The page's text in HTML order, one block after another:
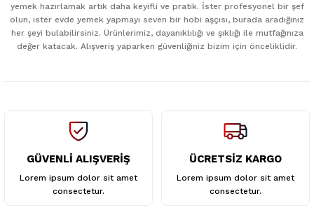
Ürün bilgilerinde hatalar bulunuyor.
Ürün fiyatı diğer sitelerden daha pahalı.
yemek hazırlamak artık daha keyifli ve pratik. İster profesyonel bir şef
olun, ister evde yemek yapmayı seven bir hobi aşçısı, burada aradığınız
her şeyi bulabilirsiniz. Ürünlerimiz, dayanıklılığı ve şıklığı ile mutfağınıza
değer katacak. Alışveriş yaparken güvenliğiniz bizim için önceliklidir.
GÜVENLİ ALIŞVERİŞ
Lorem ipsum dolor sit amet
consectetur.
ÜCRETSİZ KARGO
Lorem ipsum dolor sit amet
consectetur.